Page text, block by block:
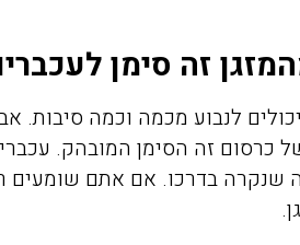
שאנחנו
ואין זכר
על השירות
ההסבר לפני
לציין שהמדביר
כמו
אין
זה סימן
לנבוע מכמה וכמה סיבות.
כרסום זה הסימן המובהק.
שנקרה בדרכו. אם אתם